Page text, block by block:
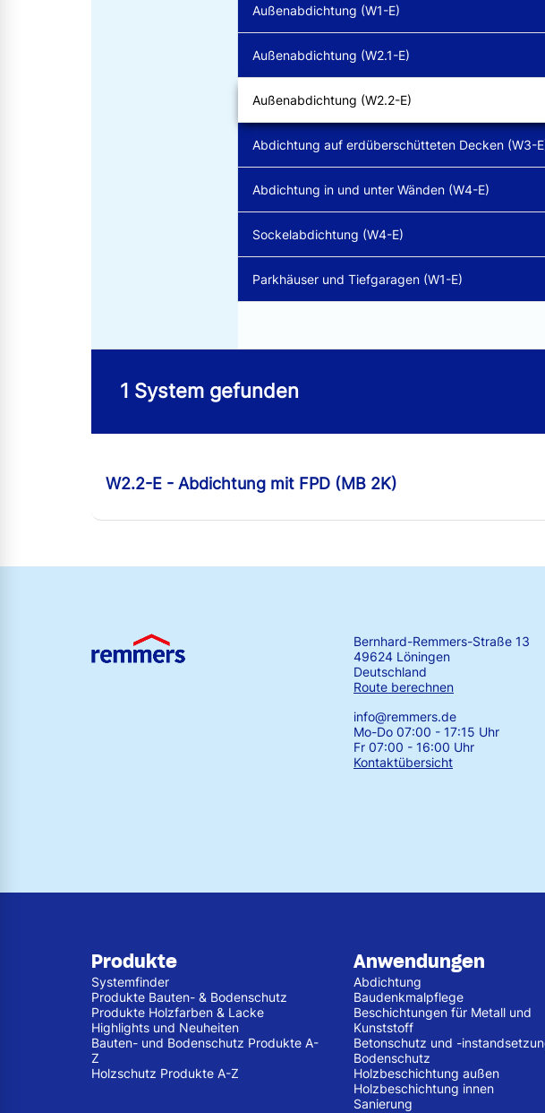
Außenabdichtung (W1-E)
Außenabdichtung (W2.1-E)
Außenabdichtung (W2.2-E)
Abdichtung auf erdüberschütteten Decken (W3-
Abdichtung in und unter Wänden (W4-E)
Sockelabdichtung (W4-E)
Parkhäuser und Tiefgaragen (W1-E)
1 System gefunden
W2.2-E - Abdichtung mit FPD (MB 2K)
Bernhard-Remmers-Straße 13
49624 Löningen
Deutschland
Route berechnen
info@remmers.de
Mo-Do 07:00 - 17:15 Uhr
Fr 07:00 - 16:00 Uhr
Kontaktübersicht
Produkte
Systemfinder
Produkte Bauten- & Bodenschutz
Produkte Holzfarben & Lacke
Highlights und Neuheiten
Bauten- und Bodenschutz Produkte A-
Z
Holzschutz Produkte A-Z
Anwendungen
Abdichtung
Baudenkmalpflege
Beschichtungen für Metall und
Kunststoff
Betonschutz und -
Bodenschutz
Holzbeschichtung außen
Holzbeschichtung innen
Sanierung